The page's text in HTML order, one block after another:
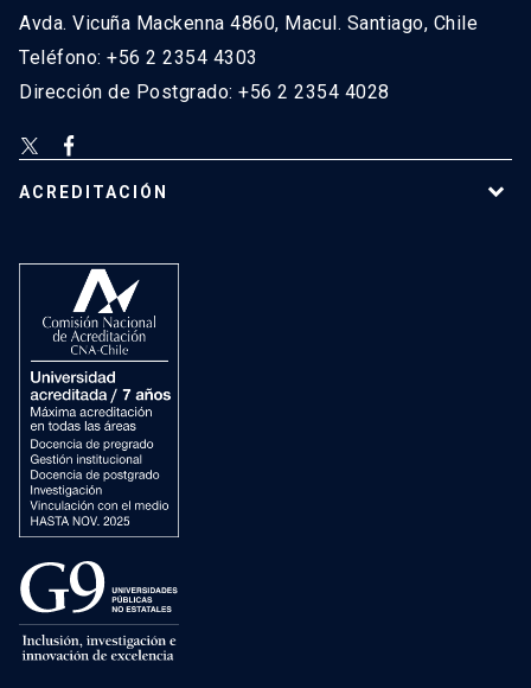
Avda. Vicuña Mackenna 4860, Macul. Santiago, Chile
Teléfono: +56 2 2354 4303
Dirección de Postgrado: +56 2 2354 4028
ACREDITACIÓN